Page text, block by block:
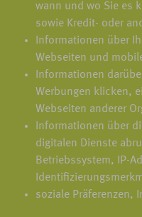
wann und wo Sie es
sowie Kredit- oder
Informationen über
Webseiten und
Informationen
Werbungen klicken,
Webseiten anderer
Informationen über
digitalen Dienste
Betriebssystem, IP-
soziale Präferenzen,